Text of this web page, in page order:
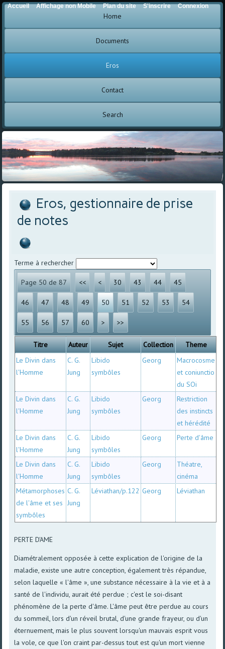
Home
Documents
Eros
Contact
Search
Eros, gestionnaire de prise
de notes
Terme à rechercher
Page 50 de 87 << < 30 43 44 45
46 47 48 49 50 51 52 53 54
55 56 57 60 > >>
Titre Auteur Sujet Collection
Theme
Le Divin dans
l'Homme
C. G.
Jung
Libido
symbôles
Georg
Macrocosme
et coniunctio
du SOi
Le Divin dans
l'Homme
C. G.
Jung
Libido
symbôles
Georg
Restriction
des instincts
et hérédité
Le Divin dans
l'Homme
C. G.
Jung
Libido
symbôles
Georg Perte d'âme
Le Divin dans
l'Homme
C. G.
Jung
Libido
symbôles
Georg
Théatre,
cinéma
Métamorphoses
de l'âme et ses
symbôles
C. G.
Jung
Léviathan/p.122 Georg Léviathan
PERTE D'AME
Diamétralement opposée à cette explication de l'origine de la
maladie, existe une autre conception, également très répandue,
selon laquelle « l'âme », une substance nécessaire à la vie et à a
santé de l'individu, aurait été perdue ; c'est le soi-disant
phénomène de la perte d'âme. L'âme peut être perdue au cours
du sommeil, lors d'un réveil brutal, d'une grande frayeur, ou d'un
éternuement, mais le plus souvent lorsqu'un mauvais esprit vous
la vole, ce que l'on craint par-dessus tout est qu'un mort vienne
Accueil Affichage non Mobile Plan du site S'inscrire Connexion